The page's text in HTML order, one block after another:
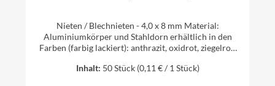
natur
Nieten / Blechnieten - 4,0 x 8 mm Material:
Aluminiumkörper und Stahldorn erhältlich in den
Farben (farbig lackiert): anthrazit, oxidrot, ziegelrot,
Stückzahl: 10 Stück, 25 Stück oder 50 Stück Eine
Inhalt: 50 Stück (0,11 € / 1 Stück)